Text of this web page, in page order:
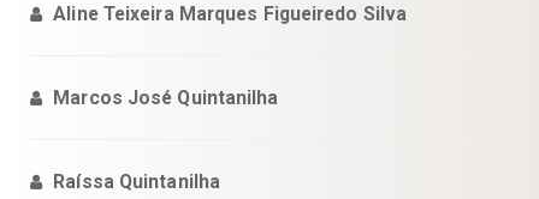
Aline Teixeira Marques Figueiredo Silva
Marcos José Quintanilha
Raíssa Quintanilha